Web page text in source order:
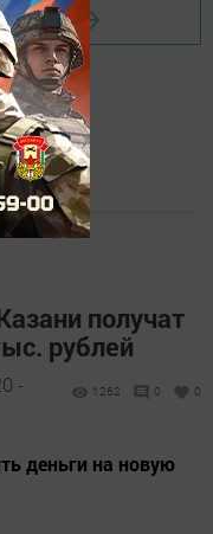
получат
рублей
-
1262 0 0
деньги на новую